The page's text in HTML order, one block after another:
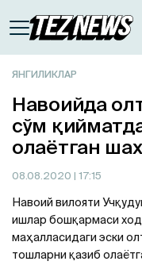
ЯНГИЛИКЛАР
Навоийда
сўм
олаётган
08.08.2020 | 17:15
Навоий вилояти
ишлар бошқармаси
маҳалласидаги эски
тошларни қазиб